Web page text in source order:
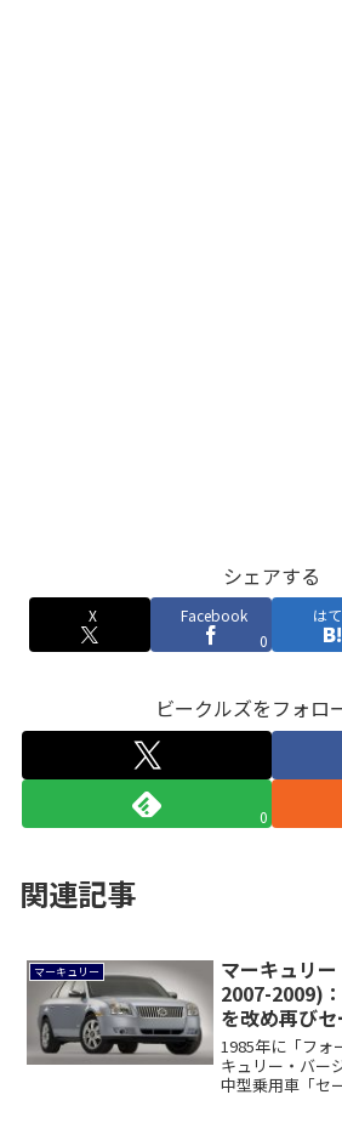
シェアする
X
Facebook
0
は
ビークルズをフォロ
0
関連記事
マーキュリー
マーキュリ
2007-2009)
を改め再び
1985年に「フォ
キュリー・バー
中型乗用車「セ